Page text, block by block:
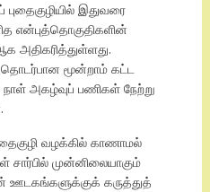
இதுவரை
என்புத்தொகுதிகளின்
தொடர்பான மூன்றாம் கட்ட
அகழ்வுப் பணிகள் நேற்று
வழக்கில் காணாமல்
முன்னிலையாகும்
ஊடகங்களுக்குக் கருத்துத்